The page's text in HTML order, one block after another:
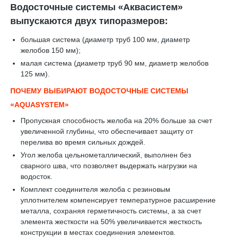
Водосточные системы «Аквасистем»
выпускаются двух типоразмеров:
большая система (диаметр труб 100 мм, диаметр
желобов 150 мм);
малая система (диаметр труб 90 мм, диаметр желобов
125 мм).
ПОЧЕМУ ВЫБИРАЮТ ВОДОСТОЧНЫЕ СИСТЕМЫ
«AQUASYSTEM»
Пропускная способность желоба на 20% больше за счет
увеличенной глубины, что обеспечивает защиту от
перелива во время сильных дождей.
Угол желоба цельнометаллический, выполнен без
сварного шва, что позволяет выдержать нагрузки на
водосток.
Комплект соединителя желоба с резиновым
уплотнителем компенсирует температурное расширение
металла, сохраняя герметичность системы, а за счет
элемента жесткости на 50% увеличивается жесткость
конструкции в местах соединения элементов.